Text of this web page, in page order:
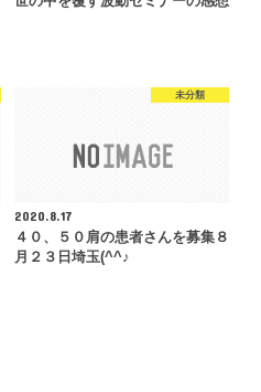
未分類
2020.8.17
４０、５０肩の患者さんを募集８
月２３日埼玉(^^♪